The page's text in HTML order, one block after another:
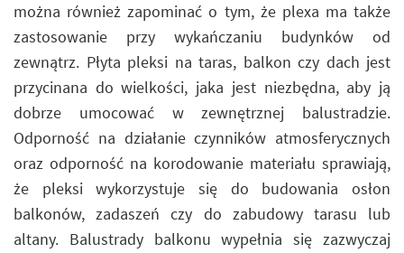
można również zapominać o tym, że plexa ma także
zastosowanie przy wykańczaniu budynków od
zewnątrz. Płyta pleksi na taras, balkon czy dach jest
przycinana do wielkości, jaka jest niezbędna, aby ją
dobrze umocować w zewnętrznej balustradzie.
Odporność na działanie czynników atmosferycznych
oraz odporność na korodowanie materiału sprawiają,
że pleksi wykorzystuje się do budowania osłon
balkonów, zadaszeń czy do zabudowy tarasu lub
altany. Balustrady balkonu wypełnia się zazwyczaj